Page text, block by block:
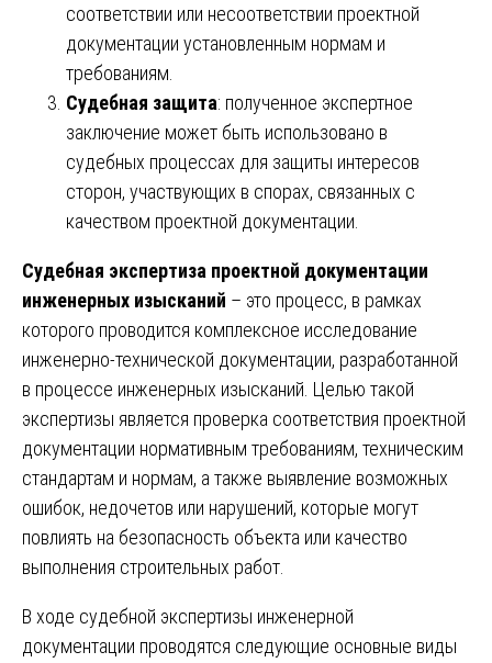
соответствии или несоответствии проектной
документации установленным нормам и
требованиям.
Судебная защита: полученное экспертное
заключение может быть использовано в
судебных процессах для защиты интересов
сторон, участвующих в спорах, связанных с
качеством проектной документации.
Судебная экспертиза проектной документации
инженерных изысканий – это процесс, в рамках
которого проводится комплексное исследование
инженерно-технической документации, разработанной
в процессе инженерных изысканий. Целью такой
экспертизы является проверка соответствия проектной
документации нормативным требованиям, техническим
стандартам и нормам, а также выявление возможных
ошибок, недочетов или нарушений, которые могут
повлиять на безопасность объекта или качество
выполнения строительных работ.
В ходе судебной экспертизы инженерной
документации проводятся следующие основные виды